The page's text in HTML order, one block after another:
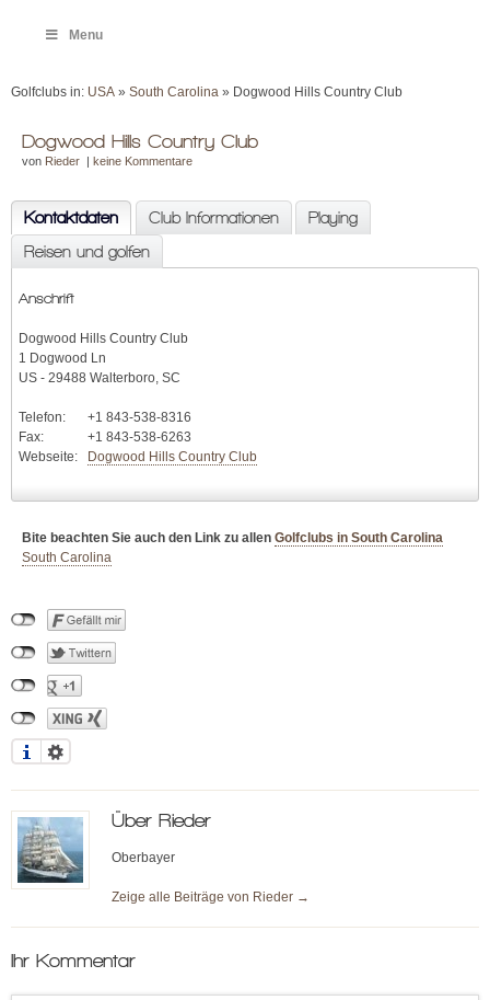
Menu
Golfclubs in: USA » South Carolina » Dogwood Hills Country Club
Dogwood Hills Country Club
von Rieder | keine Kommentare
Kontaktdaten Club Informationen
Playing
Reisen und golfen
Anschrift
Dogwood Hills Country Club
1 Dogwood Ln
US - 29488 Walterboro, SC
Telefon:
+1 843-538-8316
Fax:
+1 843-538-6263
Webseite:
Dogwood Hills Country Club
Bite beachten Sie auch den Link zu allen Golfclubs in South Carolina
South Carolina
Über Rieder
Oberbayer
Zeige alle Beiträge von Rieder →
Ihr Kommentar